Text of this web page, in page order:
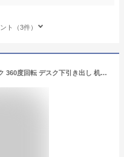
ト（3件）
JONGJONG テーブル下収納ラック 360度回転 デスク下引き出し 机下収納 クランプ式 磁石は吸着できる 多機能収納バスケット 穴あけ不要 取り付け簡単 小物整理 机用 卓下 机の下 天板0.5〜5cm設置可能 スチール製 耐久性付：クッションパッド (黒, Mサイズ)